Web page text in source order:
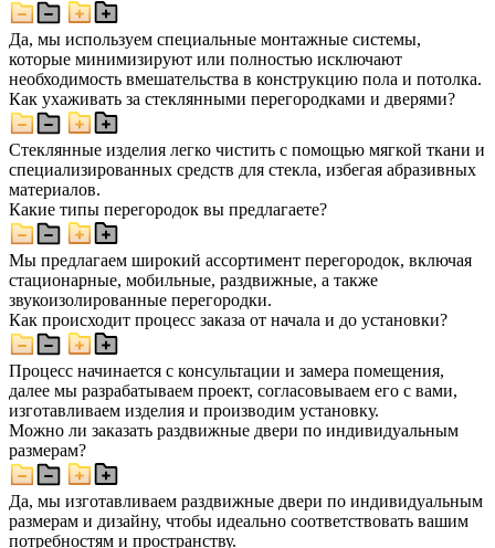
Да, мы используем специальные монтажные системы,
которые минимизируют или полностью исключают
необходимость вмешательства в конструкцию пола и потолка.
Как ухаживать за стеклянными перегородками и дверями?
Стеклянные изделия легко чистить с помощью мягкой ткани и
специализированных средств для стекла, избегая абразивных
материалов.
Какие типы перегородок вы предлагаете?
Мы предлагаем широкий ассортимент перегородок, включая
стационарные, мобильные, раздвижные, а также
звукоизолированные перегородки.
Как происходит процесс заказа от начала и до установки?
Процесс начинается с консультации и замера помещения,
далее мы разрабатываем проект, согласовываем его с вами,
изготавливаем изделия и производим установку.
Можно ли заказать раздвижные двери по индивидуальным
размерам?
Да, мы изготавливаем раздвижные двери по индивидуальным
размерам и дизайну, чтобы идеально соответствовать вашим
потребностям и пространству.